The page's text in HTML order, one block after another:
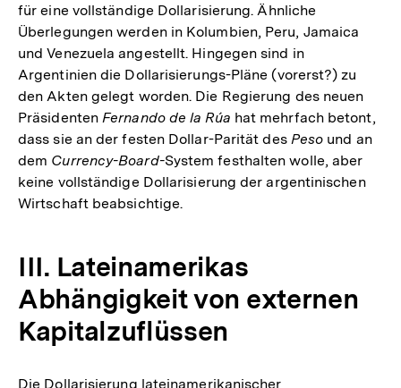
für eine vollständige Dollarisierung. Ähnliche
Überlegungen werden in Kolumbien, Peru, Jamaica
und Venezuela angestellt. Hingegen sind in
Argentinien die Dollarisierungs-Pläne (vorerst?) zu
den Akten gelegt worden. Die Regierung des neuen
Präsidenten Fernando de la Rúa hat mehrfach betont,
dass sie an der festen Dollar-Parität des Peso und an
dem Currency-Board-System festhalten wolle, aber
keine vollständige Dollarisierung der argentinischen
Wirtschaft beabsichtige.
III. Lateinamerikas
Abhängigkeit von externen
Kapitalzuflüssen
Die Dollarisierung lateinamerikanischer